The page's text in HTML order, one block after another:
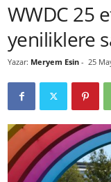
WWDC 25
yeniliklere
Yazar: Meryem Esin - 25